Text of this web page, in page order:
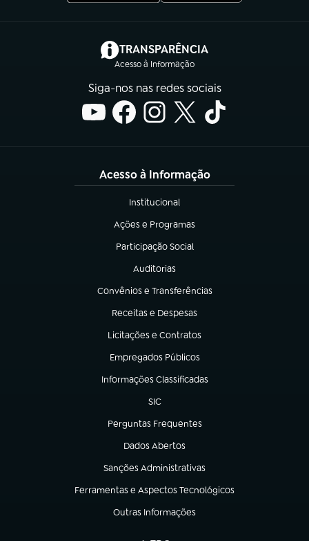
TRANSPARÊNCIA
Acesso à Informação
(abre em nova aba)
Siga-nos nas redes sociais
Acesso à Informação
Institucional
(abre em nova aba)
Ações e Programas
(abre em nova aba)
Participação Social
(abre em nova aba)
Auditorias
(abre em nova aba)
Convênios e Transferências
(abre em nova aba)
Receitas e Despesas
(abre em nova aba)
Licitações e Contratos
(abre em nova aba)
Empregados Públicos
(abre em nova aba)
Informações Classificadas
(abre em nova aba)
SIC
(abre em nova aba)
Perguntas Frequentes
(abre em nova aba)
Dados Abertos
(abre em nova aba)
Sanções Administrativas
(abre em nova aba)
Ferramentas e Aspectos Tecnológicos
(abre em nova aba)
Outras Informações
(abre em nova aba)